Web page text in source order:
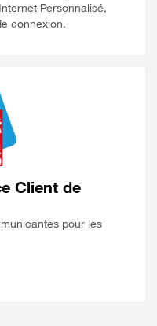
Personnalisé,
connexion.
Client de
pour les